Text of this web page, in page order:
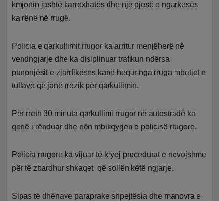
kmjonin jashtë karrexhatës dhe një pjesë e ngarkesës
ka rënë në rrugë.
Policia e qarkullimit rrugor ka arritur menjëherë në
vendngjarje dhe ka disiplinuar trafikun ndërsa
punonjësit e zjarrfikëses kanë hequr nga rruga mbetjet e
tullave që janë rrezik për qarkullimin.
Për rreth 30 minuta qarkullimi rrugor në autostradë ka
qenë i rënduar dhe nën mbikqyrjen e policisë rrugore.
Policia rrugore ka vijuar të kryej procedurat e nevojshme
për të zbardhur shkaqet që sollën këtë ngjarje.
Sipas të dhënave paraprake shpejtësia dhe manovra e